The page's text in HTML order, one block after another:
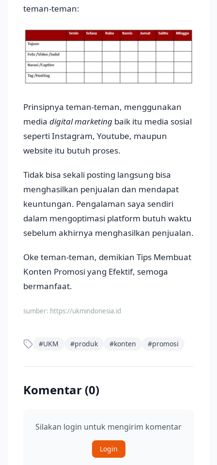
teman-teman:
Prinsipnya teman-teman, menggunakan
media digital marketing baik itu media sosial
seperti Instagram, Youtube, maupun
website itu butuh proses.
Tidak bisa sekali posting langsung bisa
menghasilkan penjualan dan mendapat
keuntungan. Pengalaman saya sendiri
dalam mengoptimasi platform butuh waktu
sebelum akhirnya menghasilkan penjualan.
Oke teman-teman, demikian Tips Membuat
Konten Promosi yang Efektif, semoga
bermanfaat.
sumber: https://ukmindonesia.id
#UKM #produk #konten #promosi
Komentar (0)
Silakan login untuk mengirim komentar
Login